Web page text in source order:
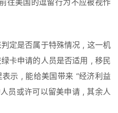
往美国的逗留行为不应被视作
定是否属于特殊情况 , 这一机
卡申请的人员是否适用 , 移民
示 , 能给美国带来 “经济利益
员或许可以留美申请 , 其余人